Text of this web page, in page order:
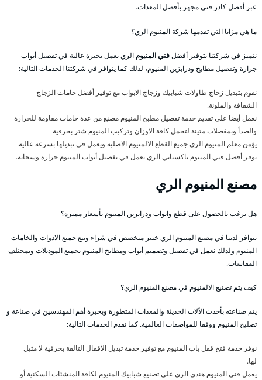
عبر أفضل كادر فني مجهز بأفضل المعدات.
ما هي مزايا التي تقدمها شركة المنيوم الري؟
نتميز في شركتنا بتوفير أفضلفني المنيومالري يعمل بخبرة عالية في تفصيل أبواب
جرارة وتفصيل مطابخ ودرابزين المنيوم، لذلك كما يتوافر في شركتنا الخدمات التالية:
نقوم بتبديل زجاج طاولات شبابيك وزجاج الابواب مع توفير أفضل خامات الزجاج
الشفافة والملونة.
نعمل أيضا على تقديم خدمة تفصيل مطبخ المنيوم مصنع من عدة خامات مقاومة للحرارة
والصدأ وبمفصلات متينة لتحمل كافة الاوزان وتركيب المنيوم شتر بحرفية
يؤمن معلم المنيوم الري جميع القطع الالمنيوم الاصلية ويعمل في تبديلها بسرعة عالية.
نوفر أفضل فني المنيوم باكستاني الري يعمل في تفصيل أبواب المنيوم جرارة وسحابة.
مصنع المنيوم الري
هل ترغب بالحصول على قطع وابواب ودرابزين المنيوم بأسعار مميزة؟
يتوافر لدينا في مصنع المنيوم الري خبير متخصص في شراء وبيع جميع الادوات والخامات
المنيوم ولذلك نعمل في تفصيل وتصميم أبواب ومطابخ المنيوم بجميع الموديلات وبمختلف
المقاسات.
كيف يتم تصنيع الالمنيوم في مصنع المنيوم الري؟
يتم صناعته بأحدث الآلات الحديثة والمعدات المتطورة وبخبرة أهم المهندسين في صناعة و
تصليح المنيوم ووفقا للمواصفات العالمية. كما نقدم الخدمات التالية:
نوفر خدمة فتح قفل باب المنيوم مع توفير خدمة تبديل الاقفال التالفة بحرفية لا مثيل
لها.
يعمل فني المنيوم هندي الري على تصنيع شبابيك المنيوم لكافة المنشئات السكنية أو